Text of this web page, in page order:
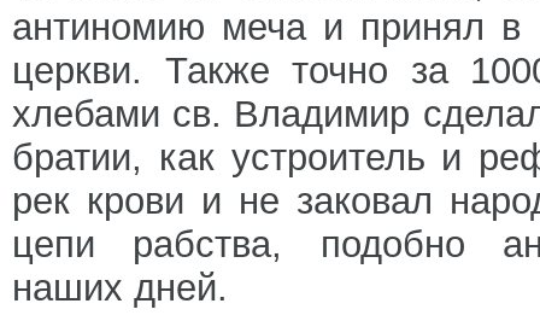
антиномию меча и принял в
церкви. Также точно за
хлебами св. Владимир
братии, как устроитель и
рек крови и не заковал
цепи рабства, подобно
наших дней.